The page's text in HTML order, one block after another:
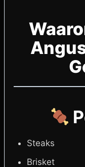
Steaks
Brisket